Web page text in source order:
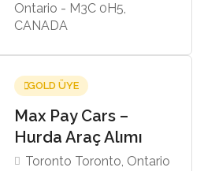
Ontario - M3C 0H5,
CANADA
GOLD ÜYE
Max Pay Cars –
Hurda Araç Alımı
Toronto Toronto, Ontario